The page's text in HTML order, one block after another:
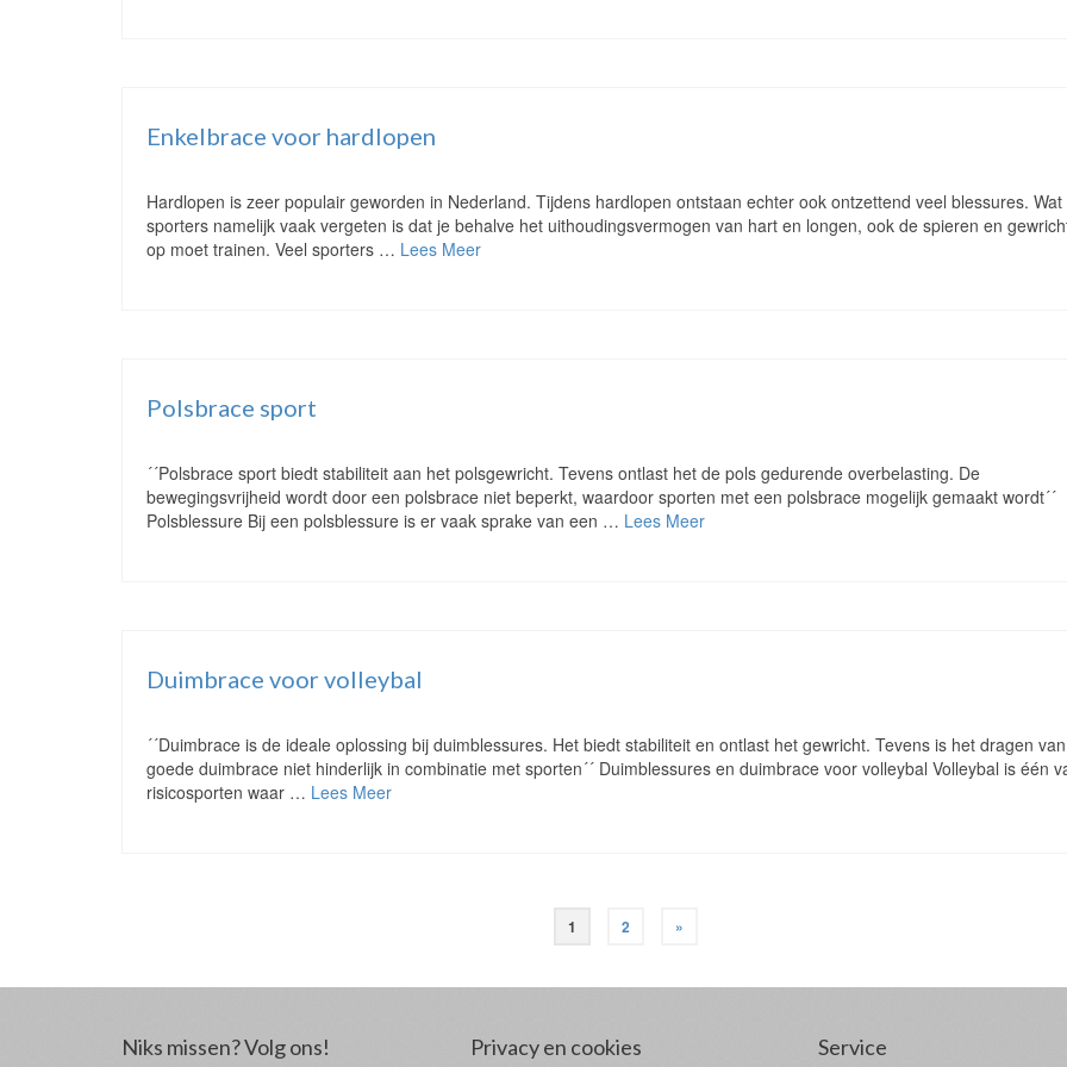
Enkelbrace voor hardlopen
Hardlopen is zeer populair geworden in Nederland. Tijdens hardlopen ontstaan echter ook ontzettend veel blessures. Wat
sporters namelijk vaak vergeten is dat je behalve het uithoudingsvermogen van hart en longen, ook de spieren en
op moet trainen. Veel sporters … Lees Meer
Polsbrace sport
´´Polsbrace sport biedt stabiliteit aan het polsgewricht. Tevens ontlast het de pols gedurende overbelasting. De
bewegingsvrijheid wordt door een polsbrace niet beperkt, waardoor sporten met een polsbrace mogelijk gemaakt wordt´´
Polsblessure Bij een polsblessure is er vaak sprake van een … Lees Meer
Duimbrace voor volleybal
´´Duimbrace is de ideale oplossing bij duimblessures. Het biedt stabiliteit en ontlast het gewricht. Tevens is het dragen
goede duimbrace niet hinderlijk in combinatie met sporten´´ Duimblessures en duimbrace voor volleybal Volleybal is één
risicosporten waar … Lees Meer
1 2 »
Niks missen? Volg ons! Privacy en cookies Service